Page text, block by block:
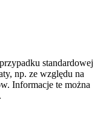
standardowej
np. ze względu na
Informacje te można